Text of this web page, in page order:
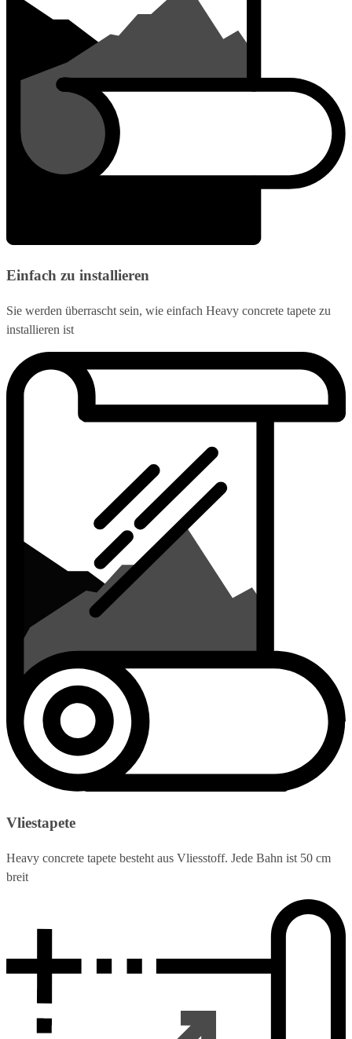
Einfach zu installieren
Sie werden überrascht sein, wie einfach Heavy concrete tapete zu
installieren ist
Vliestapete
Heavy concrete tapete besteht aus Vliesstoff. Jede Bahn ist 50 cm
breit